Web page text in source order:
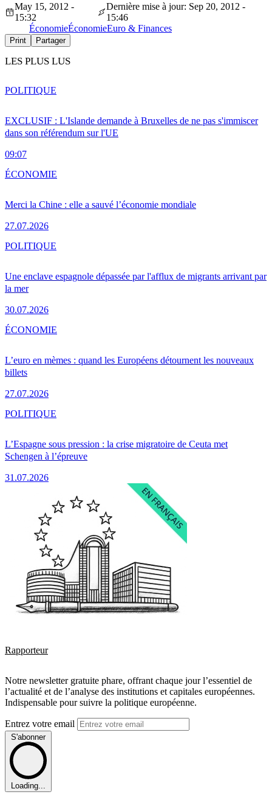
May 15, 2012 -
15:32
Dernière mise à jour: Sep 20, 2012 -
15:46
ÉconomieÉconomieEuro & Finances
Print Partager
LES PLUS LUS
EXCLUSIF : L'Islande demande à Bruxelles de ne pas s'immiscer
dans son référendum sur l'UE
09:07
POLITIQUE
Merci la Chine : elle a sauvé l’économie mondiale
27.07.2026
ÉCONOMIE
Une enclave espagnole dépassée par l'afflux de migrants arrivant par
la mer
30.07.2026
POLITIQUE
L’euro en mèmes : quand les Européens détournent les nouveaux
billets
27.07.2026
ÉCONOMIE
L’Espagne sous pression : la crise migratoire de Ceuta met
Schengen à l’épreuve
31.07.2026
POLITIQUE
Rapporteur
Notre newsletter gratuite phare, offrant chaque jour l’essentiel de
l’actualité et de l’analyse des institutions et capitales européennes.
Indispensable pour suivre la politique européenne.
Entrez votre email
S'abonner
Loading...